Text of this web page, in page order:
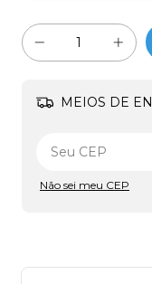
MEIOS DE
Não sei meu CEP